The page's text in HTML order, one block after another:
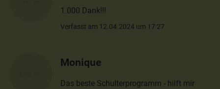
1.000 Dank!!!
Verfasst am 12.04.2024 um 17:27
Monique
Das beste Schulterprogramm - hilft mir